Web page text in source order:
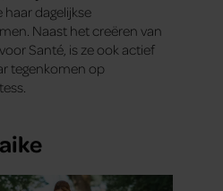
dagelijkse
Naast het creëren van
Santé, is ze ook actief
tegenkomen op